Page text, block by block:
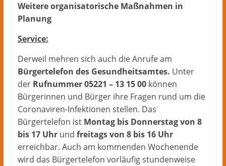
Weitere organisatorische Maßnahmen in
Planung
Service:
Derweil mehren sich auch die Anrufe am
Bürgertelefon des Gesundheitsamtes. Unter
der Rufnummer 05221 – 13 15 00 können
Bürgerinnen und Bürger ihre Fragen rund um die
Coronaviren-Infektionen stellen. Das
Bürgertelefon ist Montag bis Donnerstag von 8
bis 17 Uhrund freitags von 8 bis 16 Uhr
erreichbar. Auch am kommenden Wochenende
wird das Bürgertelefon vorläufig stundenweise